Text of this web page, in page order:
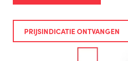
PRIJSINDICATIE ONTVANGEN